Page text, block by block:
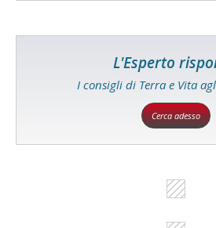
L'Esperto
I consigli di Terra e Vita
Cerca adesso